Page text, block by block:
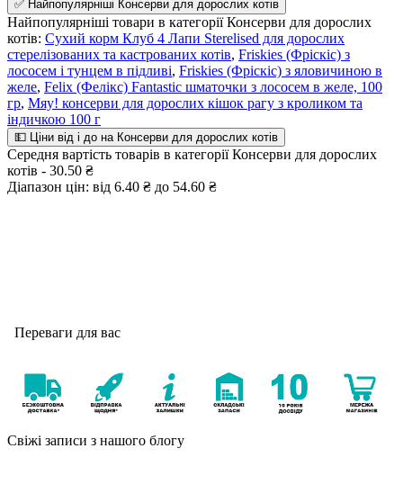
✅ Найпопулярніші Консерви для дорослих котів
Найпопулярніші товари в категорії Консерви для дорослих
котів: Сухий корм Клуб 4 Лапи Sterelised для дорослих
стерелізованих та кастрованих котів, Friskies (Фріскіс) з
лососем і тунцем в підливі, Friskies (Фріскіс) з яловичиною в
желе, Felix (Фелікс) Fantastic шматочки з лососем в желе, 100
гр, Мяу! консерви для дорослих кішок рагу з кроликом та
індичкою 100 г
💵 Ціни від і до на Консерви для дорослих котів
Середня вартість товарів в категорії Консерви для дорослих
котів - 30.50 ₴
Діапазон цін: від 6.40 ₴ до 54.60 ₴
Переваги для вас
Свіжі записи з нашого блогу